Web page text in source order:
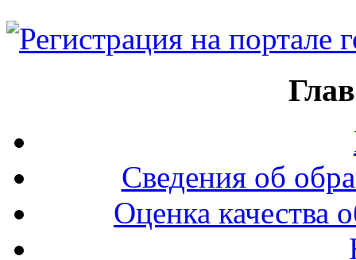
Сведения об
Оценка качества